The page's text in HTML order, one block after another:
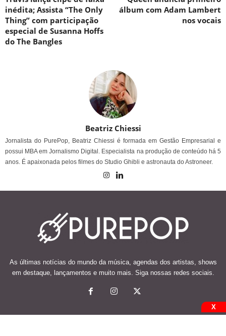
inédita; Assista “The Only
Thing” com participação
especial de Susanna Hoffs
do The Bangles
álbum com Adam Lambert
nos vocais
Beatriz Chiessi
Jornalista do PurePop, Beatriz Chiessi é formada em Gestão Empresarial e
possui MBA em Jornalismo Digital. Especialista na produção de conteúdo há 5
anos. É apaixonada pelos filmes do Studio Ghibli e astronauta do Astroneer.
As últimas notícias do mundo da música, agendas dos artistas, shows
em destaque, lançamentos e muito mais. Siga nossas redes sociais.
X